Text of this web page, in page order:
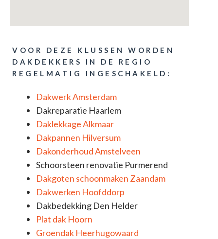
VOOR DEZE KLUSSEN WORDEN
DAKDEKKERS IN DE REGIO
REGELMATIG INGESCHAKELD:
Dakwerk Amsterdam
Dakreparatie Haarlem
Daklekkage Alkmaar
Dakpannen Hilversum
Dakonderhoud Amstelveen
Schoorsteen renovatie Purmerend
Dakgoten schoonmaken Zaandam
Dakwerken Hoofddorp
Dakbedekking Den Helder
Plat dak Hoorn
Groendak Heerhugowaard